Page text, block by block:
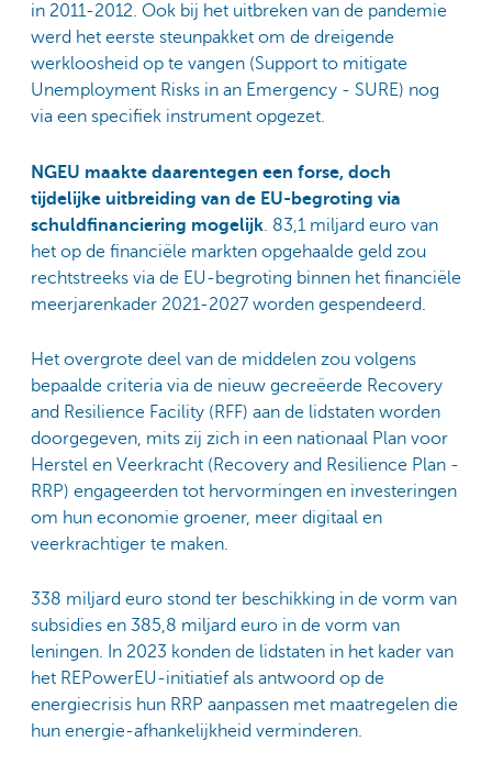
in 2011-2012. Ook bij het uitbreken van de pandemie
werd het eerste steunpakket om de dreigende
werkloosheid op te vangen (Support to mitigate
Unemployment Risks in an Emergency - SURE) nog
via een specifiek instrument opgezet.
NGEU maakte daarentegen een forse, doch
tijdelijke uitbreiding van de EU-begroting via
schuldfinanciering mogelijk . 83,1 miljard euro van
het op de financiële markten opgehaalde geld zou
rechtstreeks via de EU-begroting binnen het financiële
meerjarenkader 2021-2027 worden gespendeerd.
Het overgrote deel van de middelen zou volgens
bepaalde criteria via de nieuw gecreëerde Recovery
and Resilience Facility (RFF) aan de lidstaten worden
doorgegeven, mits zij zich in een nationaal Plan voor
Herstel en Veerkracht (Recovery and Resilience Plan -
RRP) engageerden tot hervormingen en investeringen
om hun economie groener, meer digitaal en
veerkrachtiger te maken.
338 miljard euro stond ter beschikking in de vorm van
subsidies en 385,8 miljard euro in de vorm van
leningen. In 2023 konden de lidstaten in het kader van
het REPowerEU-initiatief als antwoord op de
energiecrisis hun RRP aanpassen met maatregelen die
hun energie-afhankelijkheid verminderen.